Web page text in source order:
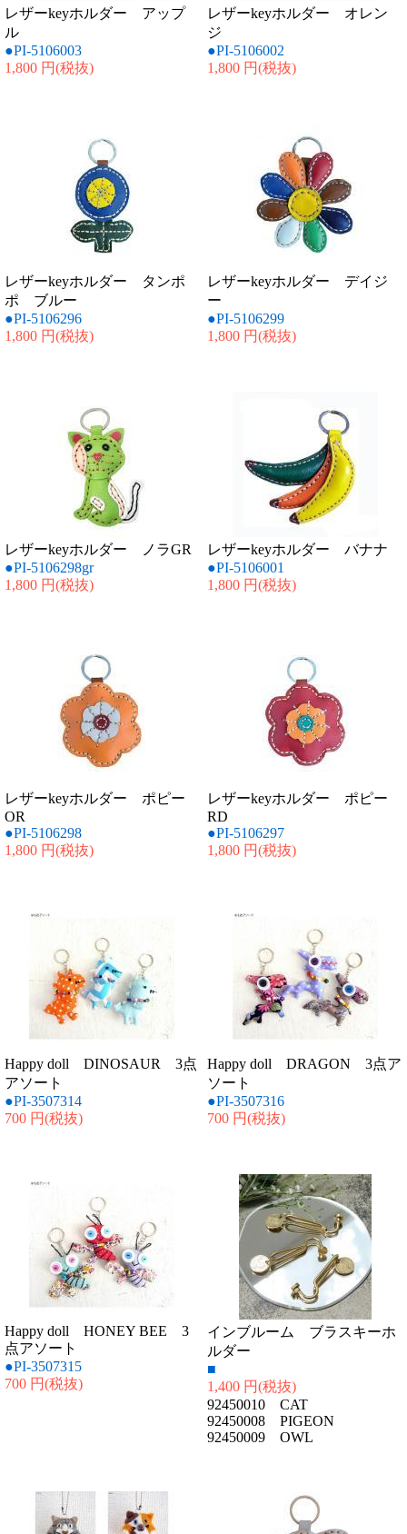
レザーkeyホルダー アップ
ル
●PI-5106003
1,800 円(税抜)
レザーkeyホルダー オレン
ジ
●PI-5106002
1,800 円(税抜)
レザーkeyホルダー タンポ
ポ ブルー
●PI-5106296
1,800 円(税抜)
レザーkeyホルダー デイジ
ー
●PI-5106299
1,800 円(税抜)
レザーkeyホルダー ノラGR
●PI-5106298gr
1,800 円(税抜)
レザーkeyホルダー バナナ
●PI-5106001
1,800 円(税抜)
レザーkeyホルダー ポピー
OR
●PI-5106298
1,800 円(税抜)
レザーkeyホルダー ポピー
RD
●PI-5106297
1,800 円(税抜)
Happy doll DINOSAUR 3点
アソート
●PI-3507314
700 円(税抜)
Happy doll DRAGON 3点ア
ソート
●PI-3507316
700 円(税抜)
Happy doll HONEY BEE 3
点アソート
●PI-3507315
700 円(税抜)
インブルーム ブラスキーホ
ルダー
■
1,400 円(税抜)
92450010 CAT
92450008 PIGEON
92450009 OWL